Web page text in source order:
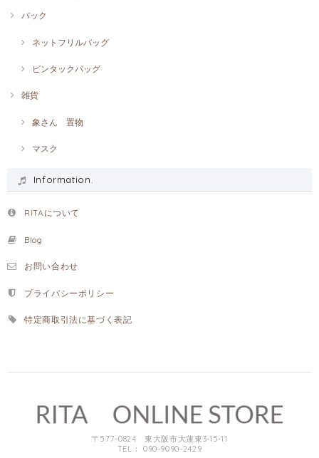
バック
ネットフリルバッグ
ピンタックバッグ
雑貨
象さん 置物
マスク
Information.
RITAについて
Blog
お問い合わせ
プライバシーポリシー
特定商取引法に基づく表記
〒577-0824 東大阪市大蓮東3-15-11
TEL： 090-9090-2429